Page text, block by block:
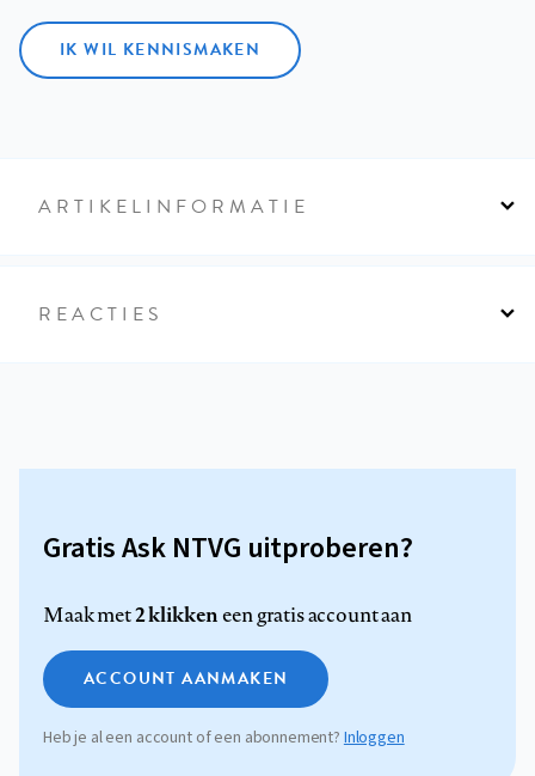
IK WIL KENNISMAKEN
ARTIKELINFORMATIE
REACTIES
Gratis Ask NTVG uitproberen?
Maak met2 klikkeneen gratis account aan
ACCOUNT AANMAKEN
Heb je al een account of een abonnement?Inloggen